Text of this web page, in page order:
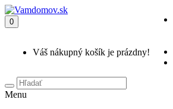
0
Váš nákupný košík je prázdny!
Menu